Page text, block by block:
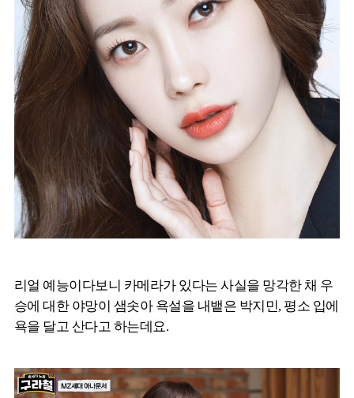
리얼 예능이다보니 카메라가 있다는 사실을 망각한 채 우
승에 대한 야망이 샘솟아 욕설을 내뱉은 박지민, 평소 입에
욕을 달고 산다고 하는데요.